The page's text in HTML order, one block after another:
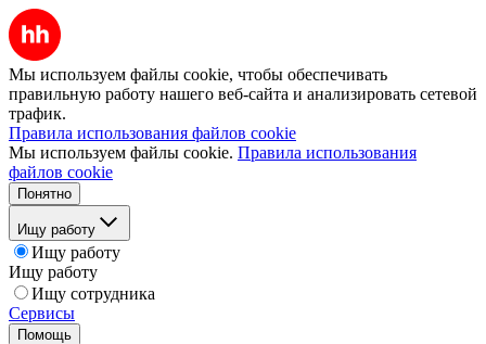
Мы используем файлы cookie, чтобы обеспечивать
правильную работу нашего веб-сайта и анализировать сетевой
трафик.
Правила использования файлов cookie
Мы используем файлы cookie. Правила использования
файлов cookie
Понятно
Ищу работу
Ищу работу
Ищу работу
Ищу сотрудника
Сервисы
Помощь